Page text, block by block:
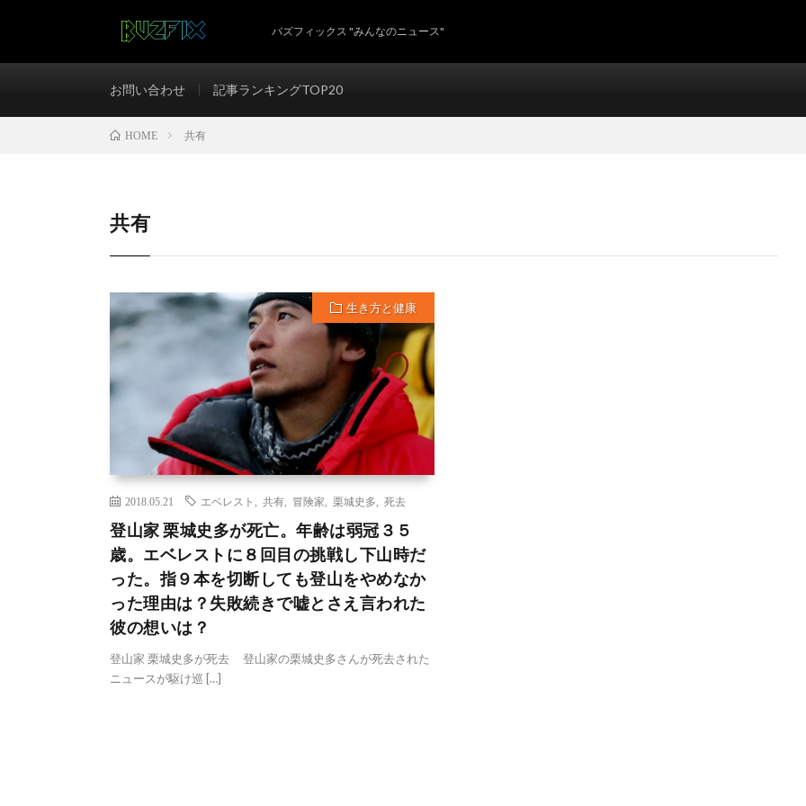
バズフィックス "みんなのニュース"
お問い合わせ 記事ランキングTOP20
HOME 共有
共有
生き方と健康
2018.05.21 エベレスト 共有 冒険家 栗城史多 死去
登山家 栗城史多が死亡。年齢は弱冠３５
歳。エベレストに８回目の挑戦し下山時だ
った。指９本を切断しても登山をやめなか
った理由は？失敗続きで嘘とさえ言われた
彼の想いは？
登山家 栗城史多が死去 登山家の栗城史多さんが死去された
ニュースが駆け巡 […]